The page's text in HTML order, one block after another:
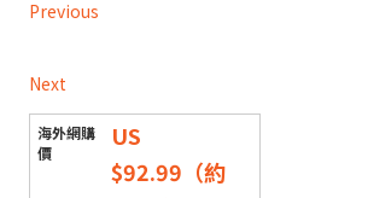
Previous
Next
US
$92.99（約